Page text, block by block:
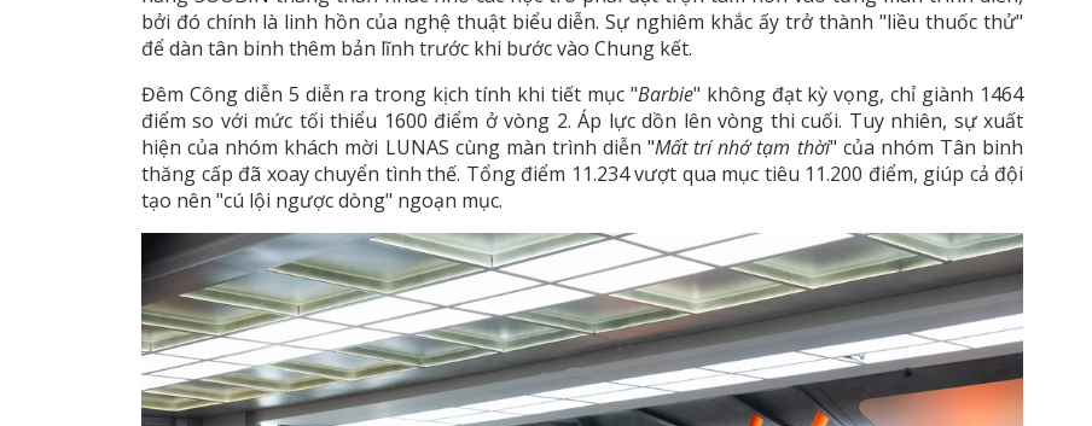
bởi đó chính là linh hồn của nghệ thuật biểu diễn. Sự nghiêm khắc ấy trở thành "liều thuốc thử"
để dàn tân binh thêm bản lĩnh trước khi bước vào Chung kết.
Đêm Công diễn 5 diễn ra trong kịch tính khi tiết mục "Barbie" không đạt kỳ vọng, chỉ giành 1464
điểm so với mức tối thiểu 1600 điểm ở vòng 2. Áp lực dồn lên vòng thi cuối. Tuy nhiên, sự xuất
hiện của nhóm khách mời LUNAS cùng màn trình diễn "Mất trí nhớ tạm thời" của nhóm Tân binh
thăng cấp đã xoay chuyển tình thế. Tổng điểm 11.234 vượt qua mục tiêu 11.200 điểm, giúp cả đội
tạo nên "cú lội ngược dòng" ngoạn mục.